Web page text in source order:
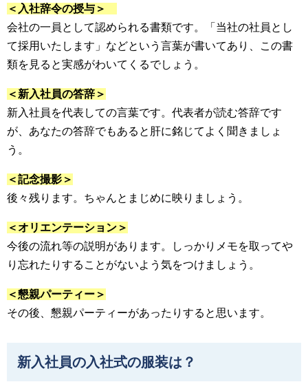
＜入社辞令の授与＞
会社の一員として認められる書類です。「当社の社員とし
て採用いたします」などという言葉が書いてあり、この書
類を見ると実感がわいてくるでしょう。
＜新入社員の答辞＞
新入社員を代表しての言葉です。代表者が読む答辞です
が、あなたの答辞でもあると肝に銘じてよく聞きましょ
う。
＜記念撮影＞
後々残ります。ちゃんとまじめに映りましょう。
＜オリエンテーション＞
今後の流れ等の説明があります。しっかりメモを取ってや
り忘れたりすることがないよう気をつけましょう。
＜懇親パーティー＞
その後、懇親パーティーがあったりすると思います。
新入社員の入社式の服装は？